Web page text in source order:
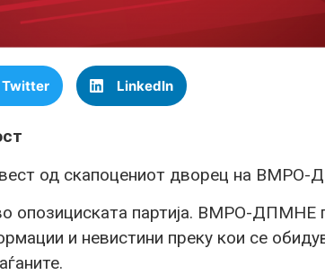
Twitter LinkedIn
од скапоцениот дворец на
опозициската партија. ВМРО-ДПМНЕ
и невистини преку кои се